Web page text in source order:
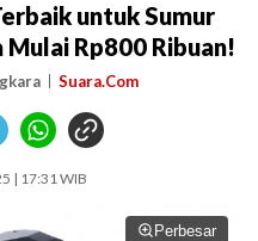
untuk Sumur
Rp800 Ribuan!
Suara.Com
| 17:31 WIB
Perbesar